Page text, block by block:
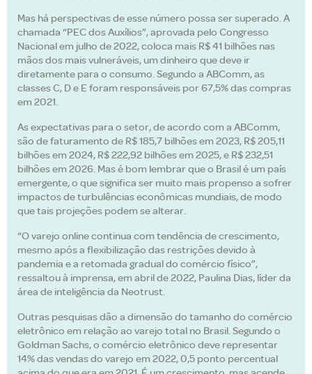
Mas há perspectivas de esse número possa ser superado. A
chamada “PEC dos Auxílios”, aprovada pelo Congresso
Nacional em julho de 2022, coloca mais R$ 41 bilhões nas
mãos dos mais vulneráveis, um dinheiro que deve ir
diretamente para o consumo. Segundo a ABComm, as
classes C, D e E foram responsáveis por 67,5% das compras
em 2021.
As expectativas para o setor, de acordo com a ABComm,
são de faturamento de R$ 185,7 bilhões em 2023, R$ 205,11
bilhões em 2024, R$ 222,92 bilhões em 2025, e R$ 232,51
bilhões em 2026. Mas é bom lembrar que o Brasil é um país
emergente, o que significa ser muito mais propenso a sofrer
impactos de turbulências econômicas mundiais, de modo
que tais projeções podem se alterar.
“O varejo online continua com tendência de crescimento,
mesmo após a flexibilização das restrições devido à
pandemia e a retomada gradual do comércio físico”,
ressaltou à imprensa, em abril de 2022, Paulina Dias, líder da
área de inteligência da Neotrust.
Outras pesquisas dão a dimensão do tamanho do comércio
eletrônico em relação ao varejo total no Brasil. Segundo o
Goldman Sachs, o comércio eletrônico deve representar
14% das vendas do varejo em 2022, 0,5 ponto percentual